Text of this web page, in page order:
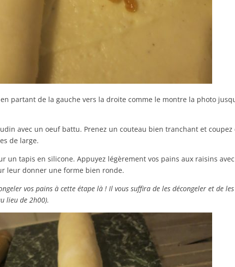
partant de la gauche vers la droite comme le montre la photo
avec un oeuf battu. Prenez un couteau bien tranchant et coupez
de large.
un tapis en silicone. Appuyez légèrement vos pains aux raisins
leur donner une forme bien ronde.
vos pains à cette étape là ! Il vous suffira de les décongeler et de
lieu de 2h00).